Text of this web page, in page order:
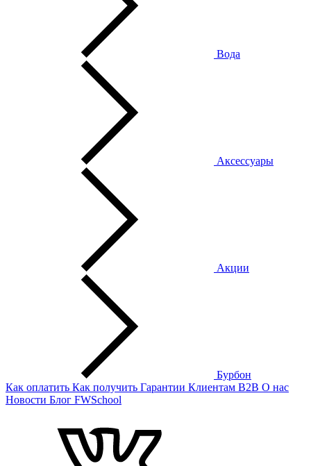
Вода
Аксессуары
Акции
Бурбон
Как оплатить Как получить Гарантии Клиентам B2B О нас
Новости Блог FWSchool